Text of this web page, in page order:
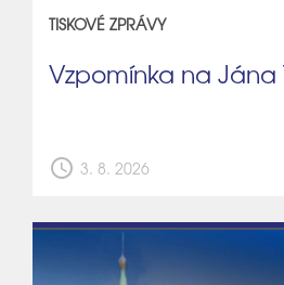
TISKOVÉ ZPRÁVY
Vzpomínka na Jána
schedule 3. 8. 2026